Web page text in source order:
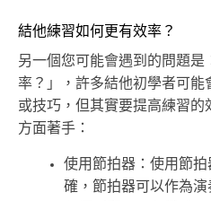
結他練習如何更有效率？
另一個您可能會遇到的問題
率？」，許多結他初學者可能
或技巧，但其實要提高練習的
方面著手：
使用節拍器：使用節
確，節拍器可以作為